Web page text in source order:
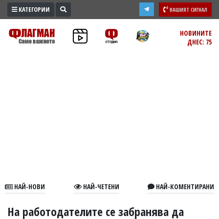
ПРОМО
ЗОНА
В
КАТЕГОРИИ ВАШИЯТ СИГНАЛ
НОВИНИТЕ
ДНЕС: 75
НАЙ-НОВИ НАЙ-ЧЕТЕНИ НАЙ-КОМЕНТИРАНИ
На работодателите се забранява да